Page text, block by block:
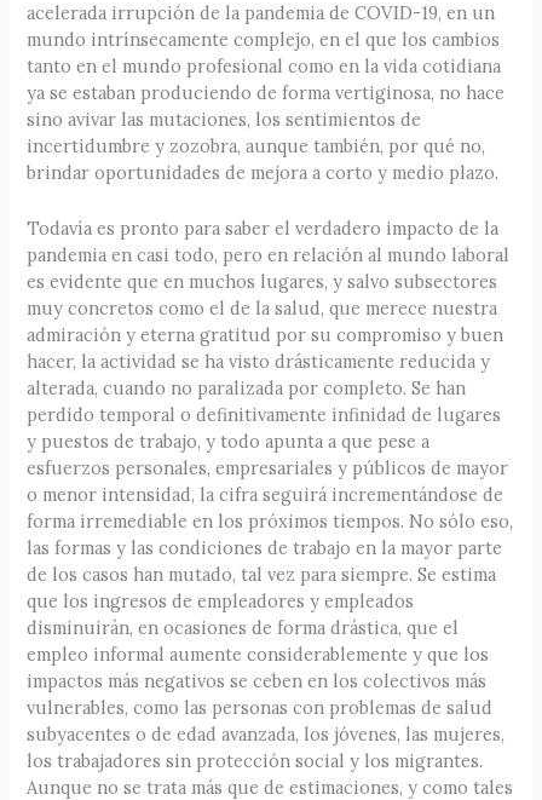
acelerada irrupción de la pandemia de COVID-19, en un
mundo intrínsecamente complejo, en el que los cambios
tanto en el mundo profesional como en la vida cotidiana
ya se estaban produciendo de forma vertiginosa, no hace
sino avivar las mutaciones, los sentimientos de
incertidumbre y zozobra, aunque también, por qué no,
brindar oportunidades de mejora a corto y medio plazo.
Todavía es pronto para saber el verdadero impacto de la
pandemia en casi todo, pero en relación al mundo laboral
es evidente que en muchos lugares, y salvo subsectores
muy concretos como el de la salud, que merece nuestra
admiración y eterna gratitud por su compromiso y buen
hacer, la actividad se ha visto drásticamente reducida y
alterada, cuando no paralizada por completo. Se han
perdido temporal o definitivamente infinidad de lugares
y puestos de trabajo, y todo apunta a que pese a
esfuerzos personales, empresariales y públicos de mayor
o menor intensidad, la cifra seguirá incrementándose de
forma irremediable en los próximos tiempos. No sólo eso,
las formas y las condiciones de trabajo en la mayor parte
de los casos han mutado, tal vez para siempre. Se estima
que los ingresos de empleadores y empleados
disminuirán, en ocasiones de forma drástica, que el
empleo informal aumente considerablemente y que los
impactos más negativos se ceben en los colectivos más
vulnerables, como las personas con problemas de salud
subyacentes o de edad avanzada, los jóvenes, las mujeres,
los trabajadores sin protección social y los migrantes.
Aunque no se trata más que de estimaciones, y como tales